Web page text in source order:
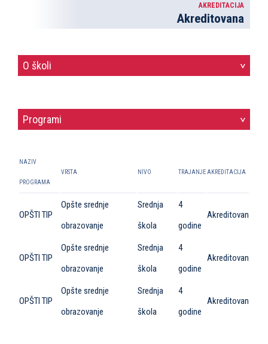
AKREDITACIJA
Akreditovana
O školi >
Programi >
NAZIV
PROGRAMA
VRSTA NIVO TRAJANJE AKREDITACIJA
OPŠTI TIP
Opšte srednje
obrazovanje
Srednja
škola
4
godine
Akreditovan
OPŠTI TIP
Opšte srednje
obrazovanje
Srednja
škola
4
godine
Akreditovan
OPŠTI TIP
Opšte srednje
obrazovanje
Srednja
škola
4
godine
Akreditovan